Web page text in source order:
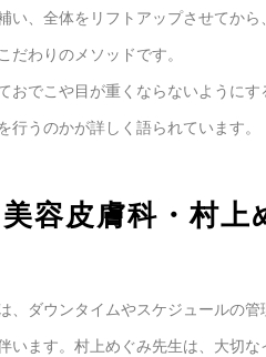
い、全体をリフトアップさせてか
だわりのメソッドです。
おでこや目が重くならないように
行うのかが詳しく語られています。
容皮膚科・村
、ダウンタイムやスケジュールの
います。村上めぐみ先生は、大切